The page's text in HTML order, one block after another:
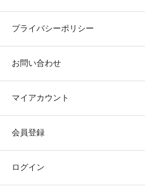
プライバシーポリシー
お問い合わせ
マイアカウント
会員登録
ログイン